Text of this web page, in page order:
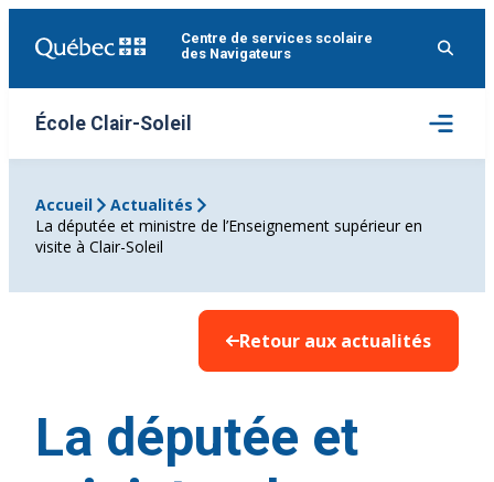
Centre de services scolaire
des Navigateurs
École Clair-Soleil
Ouvrir
le
menu
Accueil
Actualités
La députée et ministre de l’Enseignement supérieur en
visite à Clair-Soleil
Retour aux actualités
La députée et